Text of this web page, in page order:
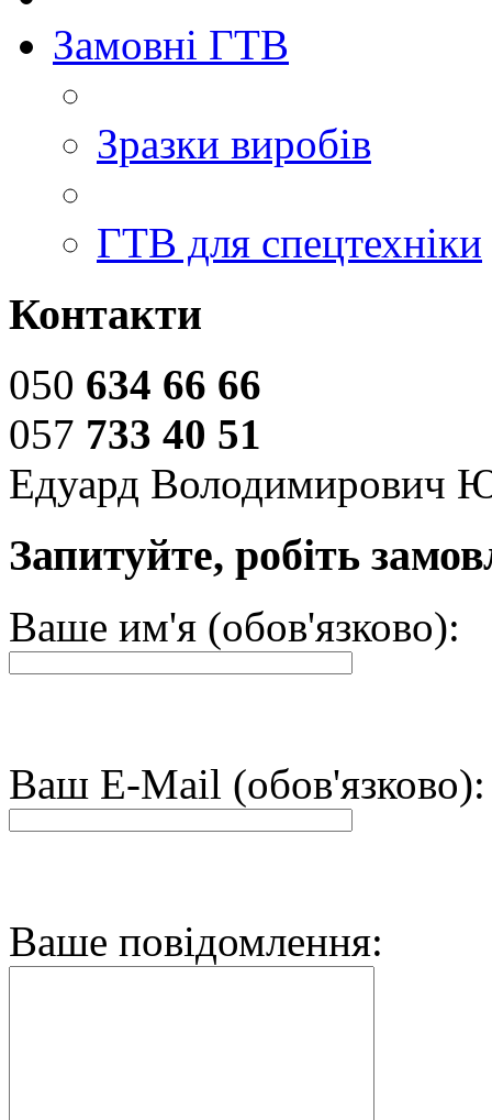
Замовні ГТВ
Зразки виробів
ГТВ для спецтехніки
Контакти
050 634 66 66
057 733 40 51
Едуард Володимирович
Запитуйте, робіть
Ваше им'я (обов'язково):
Ваш E-Mail (обов'язково):
Ваше повідомлення: